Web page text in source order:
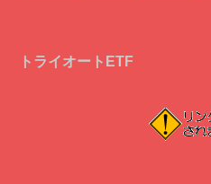
トライオートETF